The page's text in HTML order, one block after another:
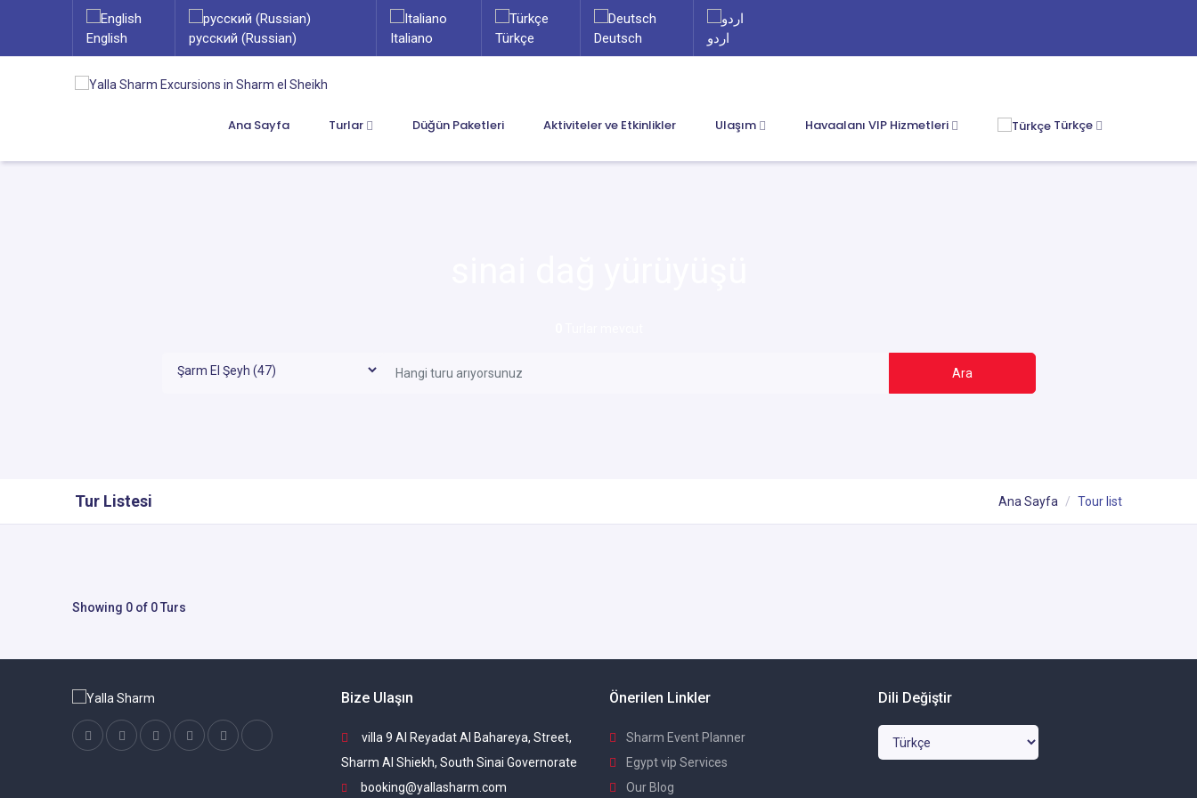
English русский (Russian) Italiano Türkçe Deutsch اردو
Ana Sayfa Turlar Düğün Paketleri Aktiviteler ve Etkinlikler Ulaşım Havaalanı VIP Hizmetleri Türkçe
Ara
Tur Listesi Ana Sayfa Tour list
Showing 0 of 0 Turs
Bize Ulaşın
villa 9 Al Reyadat Al Bahareya, Street,
Sharm Al Shiekh, South Sinai Governorate
booking@yallasharm.com
Önerilen Linkler
Sharm Event Planner
Egypt vip Services
Our Blog
Dili Değiştir